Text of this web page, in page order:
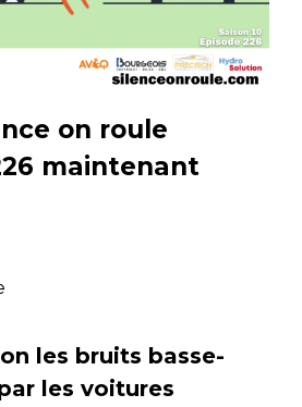
on roule
maintenant
les bruits basse-
les voitures